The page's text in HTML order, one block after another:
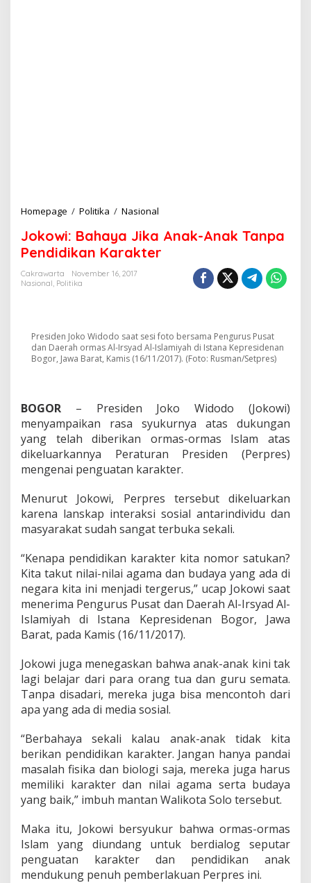
Homepage / Politika / Nasional
o
a
y
a
a
A
n
k
-
n
a
k
T
n
p
a
P
e
n
d
d
k
a
n
a
k
t
e
Jokowi: Bahaya Jika Anak-Anak Tanpa
Pendidikan Karakter
Cakrawarta
November 16, 2017
Nasional, Politika
Presiden Joko Widodo saat sesi foto bersama Pengurus Pusat
dan Daerah ormas Al-Irsyad Al-Islamiyah di Istana Kepresidenan
Bogor, Jawa Barat, Kamis (16/11/2017). (Foto: Rusman/Setpres)
BOGOR – Presiden Joko Widodo (Jokowi)
menyampaikan rasa syukurnya atas dukungan
yang telah diberikan ormas-ormas Islam atas
dikeluarkannya Peraturan Presiden (Perpres)
mengenai penguatan karakter.
Menurut Jokowi, Perpres tersebut dikeluarkan
karena lanskap interaksi sosial antarindividu dan
masyarakat sudah sangat terbuka sekali.
“Kenapa pendidikan karakter kita nomor satukan?
Kita takut nilai-nilai agama dan budaya yang ada di
negara kita ini menjadi tergerus,” ucap Jokowi saat
menerima Pengurus Pusat dan Daerah Al-Irsyad Al-
Islamiyah di Istana Kepresidenan Bogor, Jawa
Barat, pada Kamis (16/11/2017).
Jokowi juga menegaskan bahwa anak-anak kini tak
lagi belajar dari para orang tua dan guru semata.
Tanpa disadari, mereka juga bisa mencontoh dari
apa yang ada di media sosial.
“Berbahaya sekali kalau anak-anak tidak kita
berikan pendidikan karakter. Jangan hanya pandai
masalah fisika dan biologi saja, mereka juga harus
memiliki karakter dan nilai agama serta budaya
yang baik,” imbuh mantan Walikota Solo tersebut.
Maka itu, Jokowi bersyukur bahwa ormas-ormas
Islam yang diundang untuk berdialog seputar
penguatan karakter dan pendidikan anak
mendukung penuh pemberlakuan Perpres ini.